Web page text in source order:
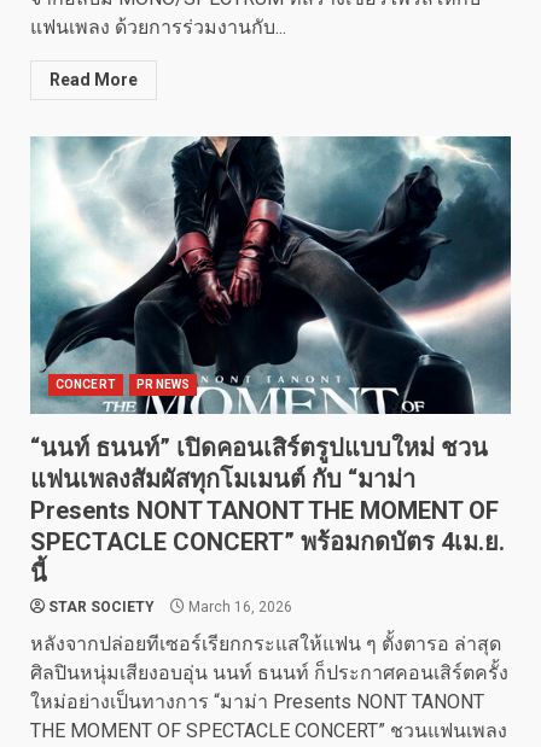
แฟนเพลง ด้วยการร่วมงานกับ...
Read More
CONCERT PR NEWS
“นนท์ ธนนท์” เปิดคอนเสิร์ตรูปแบบใหม่ ชวน
แฟนเพลงสัมผัสทุกโมเมนต์ กับ “มาม่า
Presents NONT TANONT THE MOMENT OF
SPECTACLE CONCERT” พร้อมกดบัตร 4เม.ย.
นี้
STAR SOCIETY March 16, 2026
หลังจากปล่อยทีเซอร์เรียกกระแสให้แฟน ๆ ตั้งตารอ ล่าสุด
ศิลปินหนุ่มเสียงอบอุ่น นนท์ ธนนท์ ก็ประกาศคอนเสิร์ตครั้ง
ใหม่อย่างเป็นทางการ “มาม่า Presents NONT TANONT
THE MOMENT OF SPECTACLE CONCERT” ชวนแฟนเพลง